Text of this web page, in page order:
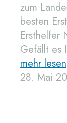
zum
besten
Ersthelfer
Gefällt es
mehr lesen
28. Mai